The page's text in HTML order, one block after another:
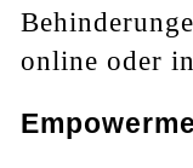
online oder